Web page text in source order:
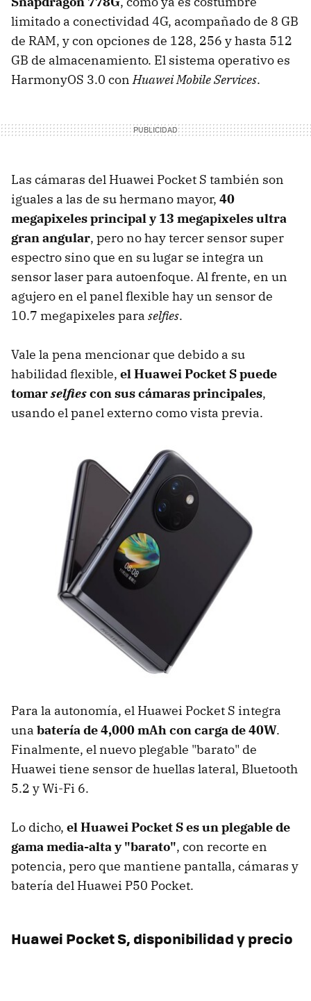
limitado a conectividad 4G, acompañado de 8 GB
de RAM, y con opciones de 128, 256 y hasta 512
GB de almacenamiento. El sistema operativo es
HarmonyOS 3.0 conHuawei Mobile Services.
Las cámaras del Huawei Pocket S también son
iguales a las de su hermano mayor, 40
megapixeles principal y 13 megapixeles ultra
gran angular, pero no hay tercer sensor super
espectro sino que en su lugar se integra un
sensor laser para autoenfoque. Al frente, en un
agujero en el panel flexible hay un sensor de
10.7 megapixeles para selfies.
Vale la pena mencionar que debido a su
habilidad flexible, el Huawei Pocket S puede
tomarselfiescon sus cámaras principales,
usando el panel externo como vista previa.
Para la autonomía, el Huawei Pocket S integra
una batería de 4,000 mAh con carga de 40W.
Finalmente, el nuevo plegable "barato" de
Huawei tiene sensor de huellas lateral, Bluetooth
5.2 y Wi-Fi 6.
Lo dicho, el Huawei Pocket S es un plegable de
gama media-alta y "barato", con recorte en
potencia, pero que mantiene pantalla, cámaras y
batería del Huawei P50 Pocket.
Huawei Pocket S, disponibilidad y precio